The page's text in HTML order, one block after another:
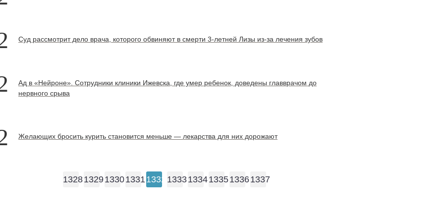
Суд рассмотрит дело врача, которого обвиняют в смерти 3-летней Лизы из-за лечения зубов
Ад в «Нейроне». Сотрудники клиники Ижевска, где умер ребенок, доведены главврачом до
нервного срыва
Желающих бросить курить становится меньше — лекарства для них дорожают
13281329133013311332 13331334133513361337